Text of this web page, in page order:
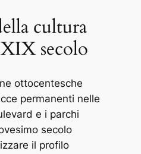
cultura
secolo
ottocentesche
permanenti nelle
e i parchi
secolo
il profilo